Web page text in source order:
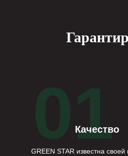
01
Качество
GREEN STAR известна